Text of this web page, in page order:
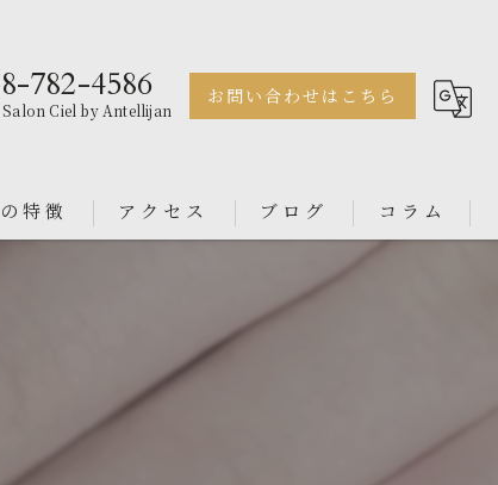
782-4586
Ciel by Antellijan
お問い合わせはこちら
特徴 アクセス
Nail Salon Antellijan 大宮
Nail Salon Ciel By Antellijan
ブログ コラム